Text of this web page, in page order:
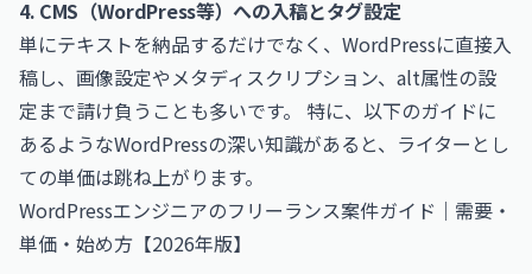
4. CMS（WordPress等）への入稿とタグ設定
単にテキストを納品するだけでなく、WordPressに直接入
稿し、画像設定やメタディスクリプション、alt属性の設
定まで請け負うことも多いです。 特に、以下のガイドに
あるようなWordPressの深い知識があると、ライターとし
ての単価は跳ね上がります。
WordPressエンジニアのフリーランス案件ガイド｜需要・
単価・始め方【2026年版】